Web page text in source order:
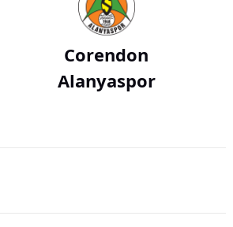
Corendon
Alanyaspor